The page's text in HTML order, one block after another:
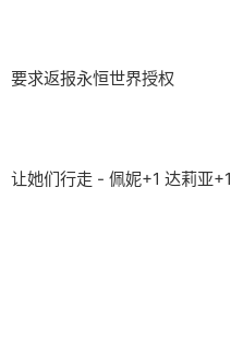
要求返报永恒世界授权
让她们行走 - 佩妮+1 达莉亚+1